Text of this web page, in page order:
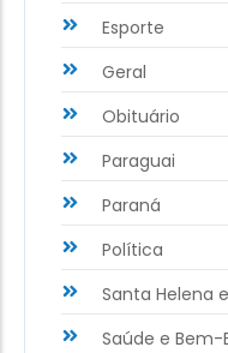
Esporte
Geral
Obituário
Paraguai
Paraná
Política
Santa Helena
Saúde e Bem-